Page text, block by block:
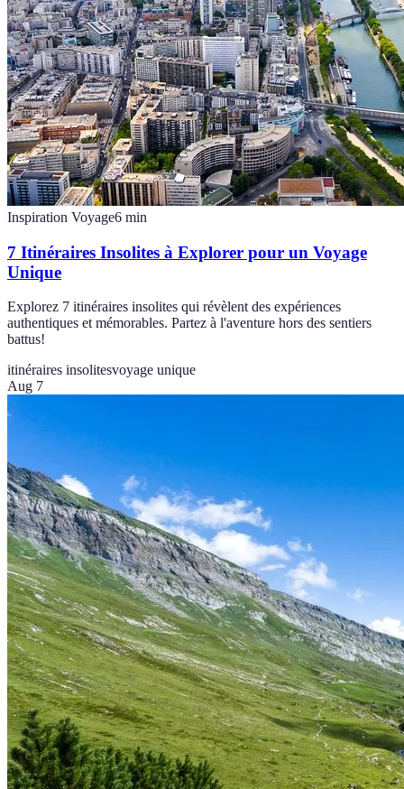
Inspiration Voyage6 min
7 Itinéraires Insolites à Explorer pour un Voyage
Unique
Explorez 7 itinéraires insolites qui révèlent des expériences
authentiques et mémorables. Partez à l'aventure hors des sentiers
battus!
itinéraires insolitesvoyage unique
Aug 7